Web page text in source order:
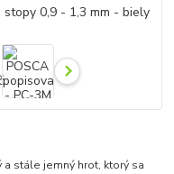
a stále jemný hrot, ktorý sa